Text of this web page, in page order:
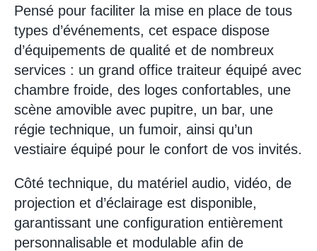
Pensé pour faciliter la mise en place de tous
types d’événements, cet espace dispose
d’équipements de qualité et de nombreux
services : un grand office traiteur équipé avec
chambre froide, des loges confortables, une
scène amovible avec pupitre, un bar, une
régie technique, un fumoir, ainsi qu’un
vestiaire équipé pour le confort de vos invités.
Côté technique, du matériel audio, vidéo, de
projection et d’éclairage est disponible,
garantissant une configuration entièrement
personnalisable et modulable afin de